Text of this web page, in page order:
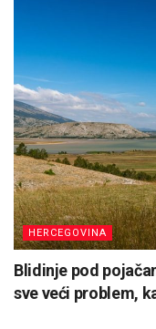
HERCEGOVINA
Blidinje pod
sve veći problem,